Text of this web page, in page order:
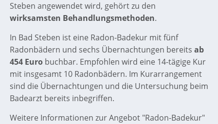
Steben angewendet wird, gehört zu den
wirksamsten Behandlungsmethoden.
In Bad Steben ist eine Radon-Badekur mit fünf
Radonbädern und sechs Übernachtungen bereits ab
454 Euro buchbar. Empfohlen wird eine 14-tägige Kur
mit insgesamt 10 Radonbädern. Im Kurarrangement
sind die Übernachtungen und die Untersuchung beim
Badearzt bereits inbegriffen.
Weitere Informationen zur Angebot "Radon-Badekur"